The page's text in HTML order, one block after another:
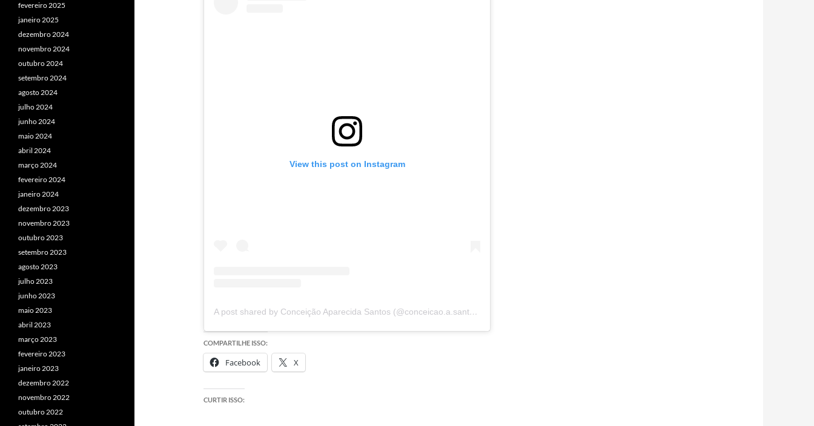
View this post on Instagram
A post shared by Conceição Aparecida Santos (@conceicao.a.santos)
COMPARTILHE ISSO:
Facebook X
CURTIR ISSO:
fevereiro 2025
janeiro 2025
dezembro 2024
novembro 2024
outubro 2024
setembro 2024
agosto 2024
julho 2024
junho 2024
maio 2024
abril 2024
março 2024
fevereiro 2024
janeiro 2024
dezembro 2023
novembro 2023
outubro 2023
setembro 2023
agosto 2023
julho 2023
junho 2023
maio 2023
abril 2023
março 2023
fevereiro 2023
janeiro 2023
dezembro 2022
novembro 2022
outubro 2022